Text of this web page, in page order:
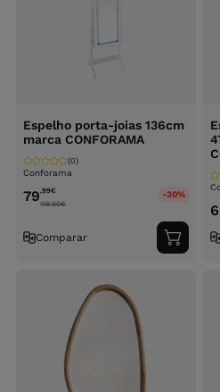
Espelho porta-joias 136cm
marca CONFORAMA
Conforama
(0)
79,99€
118.90€
-30%
Comparar
ao